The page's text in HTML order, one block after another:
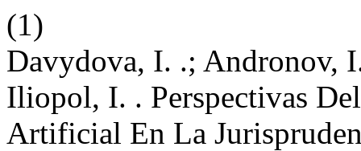
(1)
Davydova, I. .; Andronov,
Iliopol, I. . Perspectivas
Artificial En La